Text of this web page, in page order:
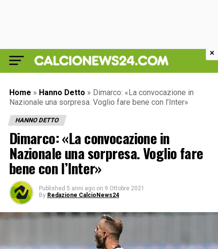
Home » Hanno Detto » Dimarco: «La convocazione in
Nazionale una sorpresa. Voglio fare bene con l’Inter»
HANNO DETTO
Dimarco: «La convocazione in
Nazionale una sorpresa. Voglio fare
bene con l’Inter»
Published 5 anni ago on 9 Ottobre 2021
By Redazione CalcioNews24
×